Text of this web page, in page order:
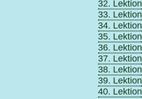
32. Lektion
33. Lektion
34. Lektion
35. Lektion
36. Lektion
37. Lektion
38. Lektion
39. Lektion
40. Lektion